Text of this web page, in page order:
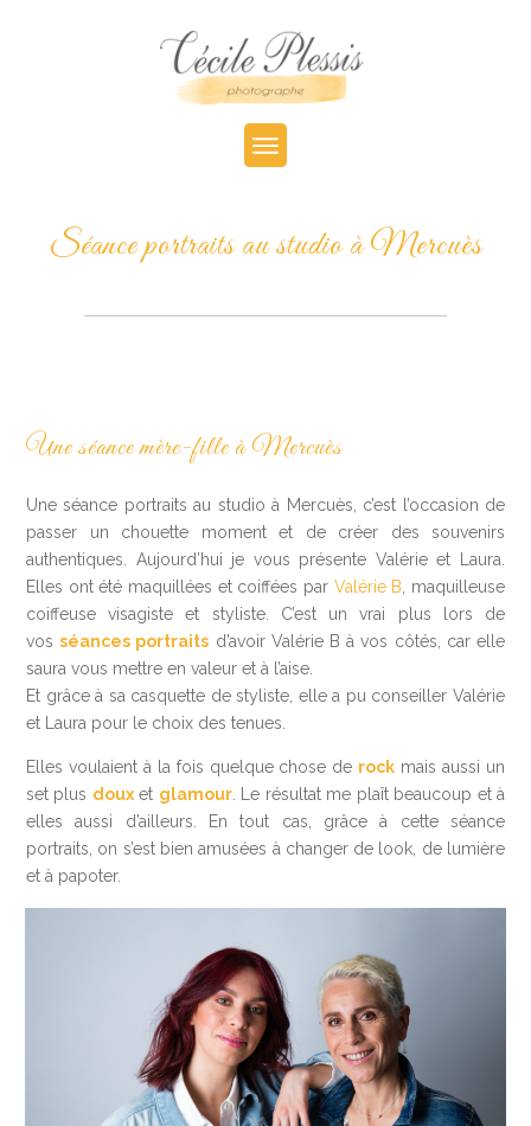
Séance portraits au studio à Mercuès
Une séance mère-fille à Mercuès
Une séance portraits au studio à Mercuès, c’est l’occasion de
passer un chouette moment et de créer des souvenirs
authentiques. Aujourd’hui je vous présente Valérie et Laura.
Elles ont été maquillées et coiffées par Valérie B , maquilleuse
coiffeuse visagiste et styliste. C’est un vrai plus lors de
vosséances portraits d’avoir Valérie B à vos côtés, car elle
saura vous mettre en valeur et à l’aise.
Et grâce à sa casquette de styliste, elle a pu conseiller Valérie
et Laura pour le choix des tenues.
Elles voulaient à la fois quelque chose de rock mais aussi un
set plus douxet glamour. Le résultat me plaît beaucoup et à
elles aussi d’ailleurs. En tout cas, grâce à cette séance
portraits, on s’est bien amusées à changer de look, de lumière
et à papoter.